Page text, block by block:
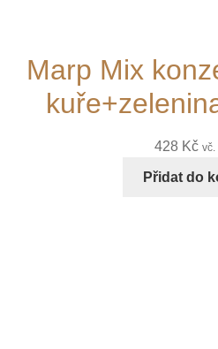
Marp Mix
428 Kč vč.
Přidat do